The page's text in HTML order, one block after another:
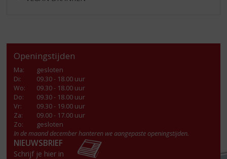
Openingstijden
Ma:
gesloten
Di:
09.30 - 18.00 uur
Wo:
09.30 - 18.00 uur
Do:
09.30 - 18.00 uur
Vr:
09.30 - 19.00 uur
Za:
09.00 - 17.00 uur
Zo:
gesloten
In de maand december hanteren we aangepaste openingstijden.
NIEUWSBRIEF
Schrijf je hier in